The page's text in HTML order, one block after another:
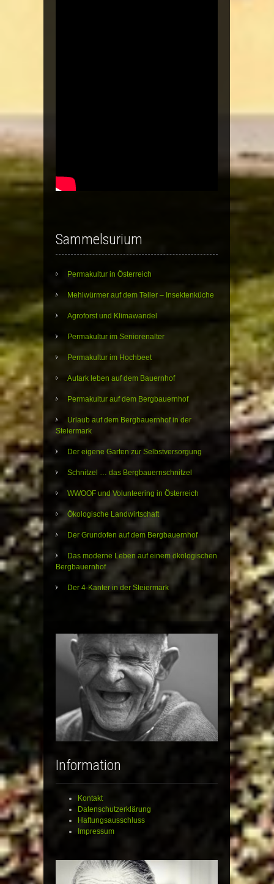
Sammelsurium
Permakultur in Österreich
Mehlwürmer auf dem Teller – Insektenküche
Agroforst und Klimawandel
Permakultur im Seniorenalter
Permakultur im Hochbeet
Autark leben auf dem Bauernhof
Permakultur auf dem Bergbauernhof
Urlaub auf dem Bergbauernhof in der
Steiermark
Der eigene Garten zur Selbstversorgung
Schnitzel … das Bergbauernschnitzel
WWOOF und Volunteering in Österreich
Ökologische Landwirtschaft
Der Grundofen auf dem Bergbauernhof
Das moderne Leben auf einem ökologischen
Bergbauernhof
Der 4-Kanter in der Steiermark
Information
Kontakt
Datenschutzerklärung
Haftungsausschluss
Impressum